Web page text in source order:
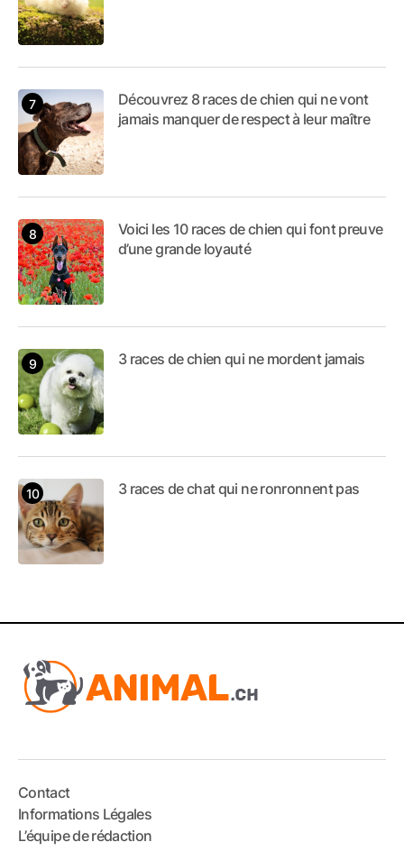
Découvrez 8 races de chien qui ne vont
jamais manquer de respect à leur maître
Voici les 10 races de chien qui font preuve
d’une grande loyauté
3 races de chien qui ne mordent jamais
3 races de chat qui ne ronronnent pas
Contact
Informations Légales
L’équipe de rédaction